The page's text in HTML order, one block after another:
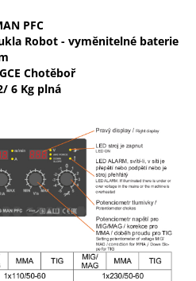
PFC
Robot - vyměnitelné baterie
Chotěboř
6 Kg plná